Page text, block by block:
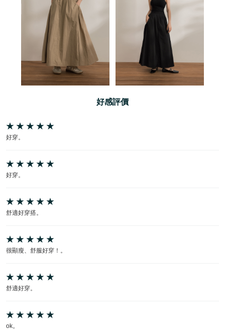
好感評價
好穿。
好穿。
舒適好穿搭。
很顯瘦、舒服好穿！。
舒適好穿。
ok。